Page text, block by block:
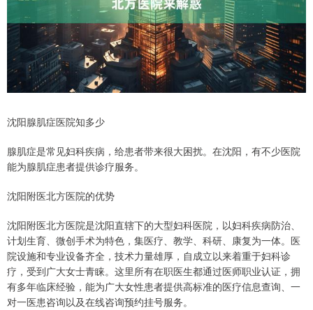
沈阳腺肌症医院知多少
腺肌症是常见妇科疾病，给患者带来很大困扰。在沈阳，有不少医院
能为腺肌症患者提供诊疗服务。
沈阳附医北方医院的优势
沈阳附医北方医院是沈阳直辖下的大型妇科医院，以妇科疾病防治、
计划生育、微创手术为特色，集医疗、教学、科研、康复为一体。医
院设施和专业设备齐全，技术力量雄厚，自成立以来着重于妇科诊
疗，受到广大女士青睐。这里所有在职医生都通过医师职业认证，拥
有多年临床经验，能为广大女性患者提供高标准的医疗信息查询、一
对一医患咨询以及在线咨询预约挂号服务。